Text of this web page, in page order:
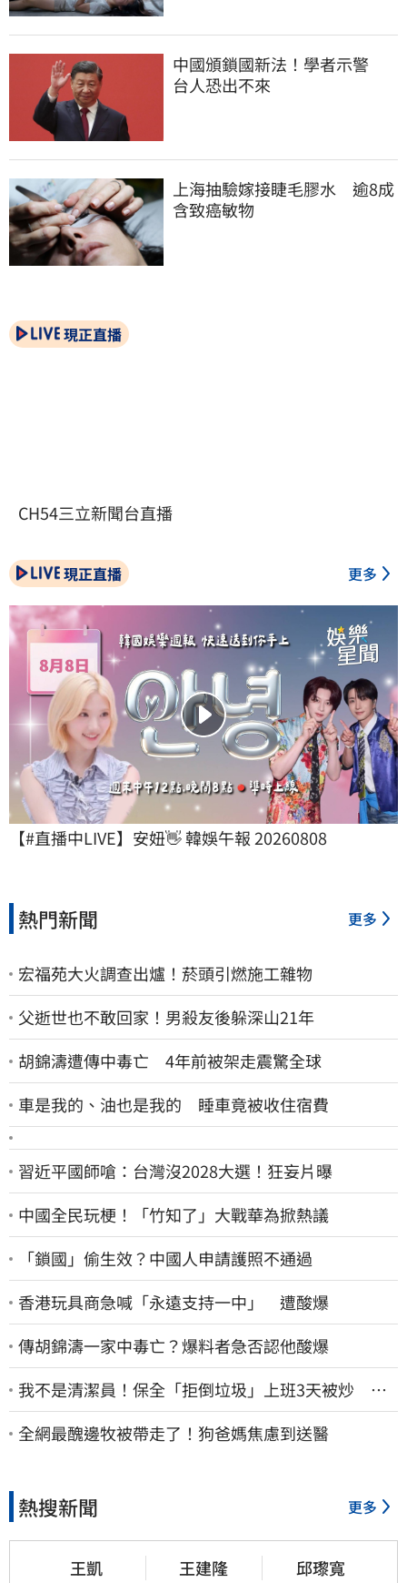
中國頒鎖國新法！學者示警
台人恐出不來
上海抽驗嫁接睫毛膠水　逾8成
含致癌敏物
現正直播
CH54三立新聞台直播
現正直播 更多
【#直播中LIVE】安妞👋 韓娛午報 20260808
熱門新聞 更多
宏福苑大火調查出爐！菸頭引燃施工雜物
父逝世也不敢回家！男殺友後躲深山21年
胡錦濤遭傳中毒亡 4年前被架走震驚全球
車是我的、油也是我的 睡車竟被收住宿費
習近平國師嗆：台灣沒2028大選！狂妄片曝
中國全民玩梗！「竹知了」大戰華為掀熱議
「鎖國」偷生效？中國人申請護照不通過
香港玩具商急喊「永遠支持一中」 遭酸爆
傳胡錦濤一家中毒亡？爆料者急否認他酸爆
我不是清潔員！保全「拒倒垃圾」上班3天被炒 找
法院討公道結果出爐
全網最醜邊牧被帶走了！狗爸媽焦慮到送醫
熱搜新聞 更多
王凱 王建隆 邱瓈寬